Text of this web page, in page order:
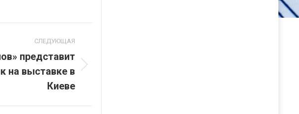
СЛЕДУЮЩАЯ
представит
на выставке в
Киеве